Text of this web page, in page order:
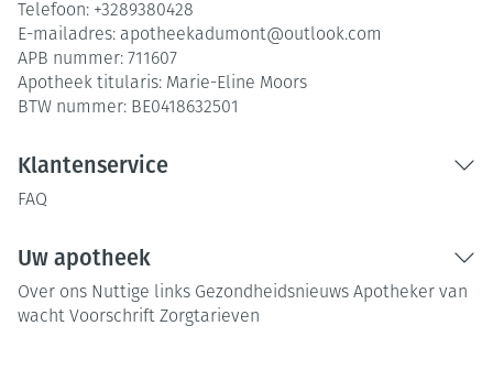
Telefoon: +3289380428
E-mailadres: apotheekadumont@outlook.com
APB nummer: 711607
Apotheek titularis: Marie-Eline Moors
BTW nummer: BE0418632501
Klantenservice
FAQ
Uw apotheek
Over ons Nuttige links Gezondheidsnieuws Apotheker van
wacht Voorschrift Zorgtarieven